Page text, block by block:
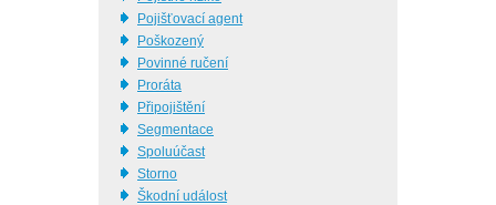
Pojišťovací agent
Poškozený
Povinné ručení
Proráta
Připojištění
Segmentace
Spoluúčast
Storno
Škodní událost